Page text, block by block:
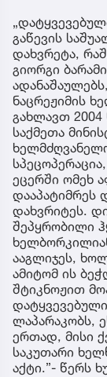
გაწევის
დახვრეტა,
გიორგი
ნაცრეჟიმის
გახლავთ 2004
საქმეთა
ეცერში ომეხ
დახვრიტეს.
შეპყრობილი
ააგლიჯეს,
ამიტომ ის
შტიკნოჟით
ლაპარაკობს,
ერთად, მისი
საკუთარი
აქტი.”-